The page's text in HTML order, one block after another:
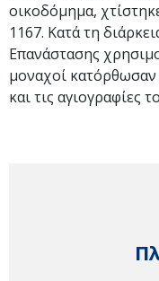
οικοδόμημα,
1167. Κατά τη
Επανάστασης
μοναχοί
και τις αγιογραφίες